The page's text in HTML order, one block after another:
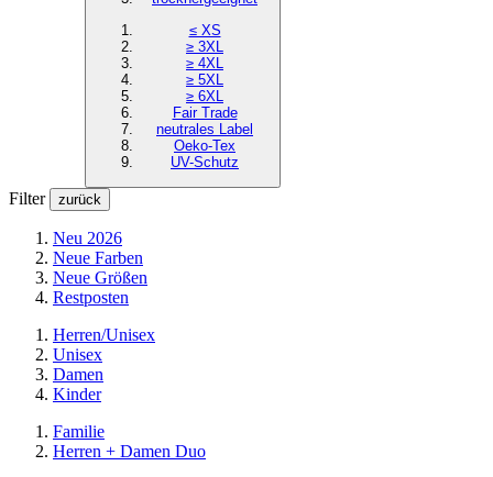
≤ XS
≥ 3XL
≥ 4XL
≥ 5XL
≥ 6XL
Fair Trade
neutrales Label
Oeko-Tex
UV-Schutz
Filter zurück
Neu 2026
Neue Farben
Neue Größen
Restposten
Herren/Unisex
Unisex
Damen
Kinder
Familie
Herren + Damen Duo